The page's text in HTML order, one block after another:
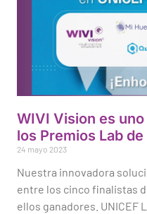
WIVI Vision es
los Premios Lab de
24 mayo 2023
Nuestra innovadora
entre los cinco finalistas
ellos ganadores. UNICEF